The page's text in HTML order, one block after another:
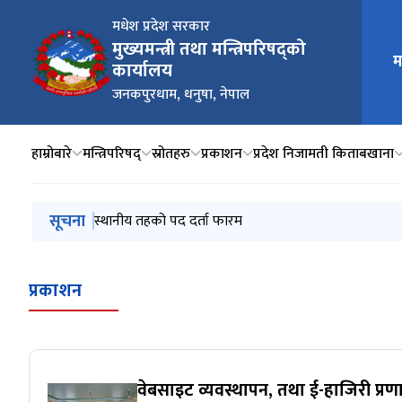
मधेश प्रदेश सरकार
मुख्यमन्त्री तथा मन्त्रिपरिषद्को
कार्यालय
जनकपुरधाम, धनुषा, नेपाल
मुख्य
हाम्रोबारे मन्त्रिपरिषद् स्रोतहरु प्रकाशन प्रदेश निजामती किताबखाना
मुख्य नेभिगेसनमा जानुहोस्
सूचना आशयको सूचना
स्थानीय तहको पद दर्ता फारम
स्थानीय तहको पद दर्ता सम्वन्धमा
कार्यसम्दान मूल्याङ्कन सम्वन्धमा (श्री जि.स.स. र श्री स्थानीय
नवप्रवर्तन साझेदारी कोष (IPF) अन्तर्गत छनौट भएका
प्रकाशन
वेबसाइट व्यवस्थापन, तथा ई-हाजिरी